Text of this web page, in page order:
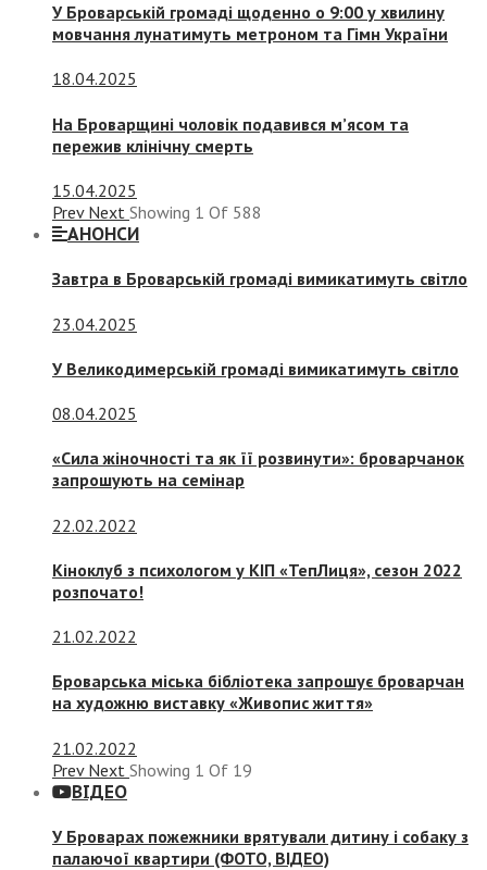
У Броварській громаді щоденно о 9:00 у хвилину
мовчання лунатимуть метроном та Гімн України
18.04.2025
На Броварщині чоловік подавився м’ясом та
пережив клінічну смерть
15.04.2025
Prev Next Showing 1 Of 588
АНОНСИ
Завтра в Броварській громаді вимикатимуть світло
23.04.2025
У Великодимерській громаді вимикатимуть світло
08.04.2025
«Сила жіночності та як її розвинути»: броварчанок
запрошують на семінар
22.02.2022
Кіноклуб з психологом у КІП «ТепЛиця», сезон 2022
розпочато!
21.02.2022
Броварська міська бібліотека запрошує броварчан
на художню виставку «Живопис життя»
21.02.2022
Prev Next Showing 1 Of 19
ВІДЕО
У Броварах пожежники врятували дитину і собаку з
палаючої квартири (ФОТО, ВІДЕО)